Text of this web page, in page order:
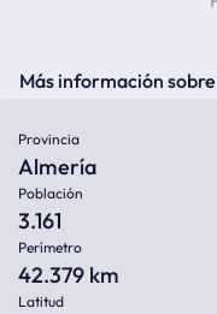
Más información
Provincia
Almería
Población
3.161
Perímetro
42.379 km
Latitud